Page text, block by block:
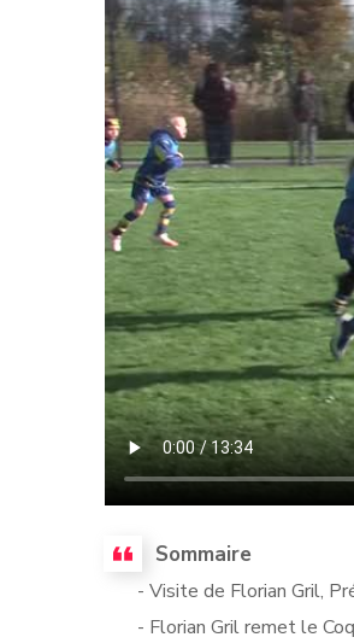
Sommaire
- Visite de Florian Gril,
- Florian Gril remet le